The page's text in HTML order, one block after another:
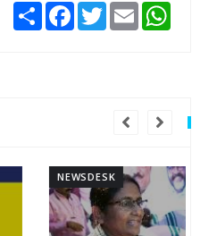
ShareFacebook
TwitterEmail